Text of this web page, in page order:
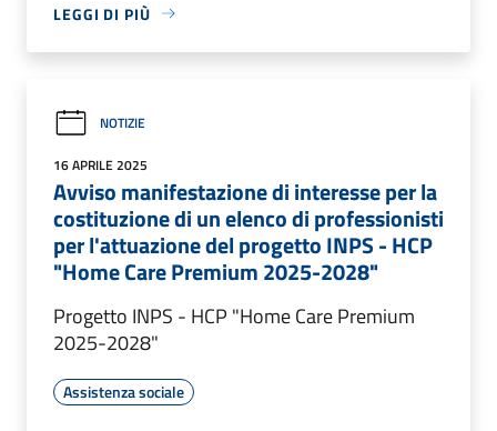
LEGGI DI PIÙ
NOTIZIE
16 APRILE 2025
Avviso manifestazione di interesse per la
costituzione di un elenco di professionisti
per l'attuazione del progetto INPS - HCP
"Home Care Premium 2025-2028"
Progetto INPS - HCP "Home Care Premium
2025-2028"
Assistenza sociale